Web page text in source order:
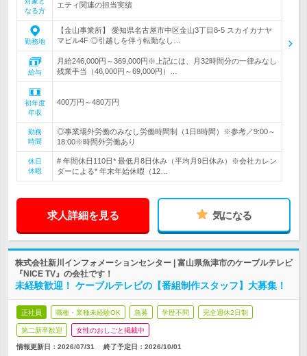
なる方
エティ関連の担当実績
勤務地
【金山事業所】 愛知県名古屋市中区金山3丁目8-5 スカイカナヤ
マビル4F ◎引越しを伴う転勤なし…
給与
月給246,000円～369,000円※上記には、月32時間分の一律みなし
残業手当（46,000円～69,000円）…
初年度
年収
400万円～480万円
勤務
時間
◎事業場外労働のみなし労働時間制（1日8時間）※参考／9:00～
18:00※時間外労働あり
休日
休暇
# 年間休日110日* 最低月8日休み（平均月9日休み）※会社カレン
ダーによる* 年末年始休暇（12…
求人詳細を見る 気になる
株式会社新川インフォメーションセンター | 富山県魚津市のケーブルテレビ
『NICE TV』の会社です！
未経験歓迎！ ケーブルテレビの【番組制作スタッフ】大募集！
正社員 職種・業種未経験OK 急募 学歴不問 完全週休2日制
第二新卒歓迎 女性のおしごと掲載中
情報更新日：2026/07/31 終了予定日： 2026/10/01